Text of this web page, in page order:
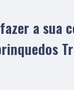
a sua